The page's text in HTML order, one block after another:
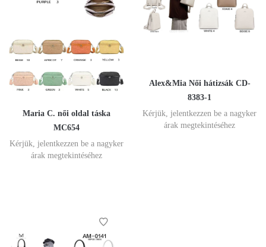
Maria C. női oldal táska
MC654
Kérjük, jelentkezzen be a nagyker
árak megtekintéséhez
Alex&Mia Női hátizsák CD-
8383-1
Kérjük, jelentkezzen be a nagyker
árak megtekintéséhez